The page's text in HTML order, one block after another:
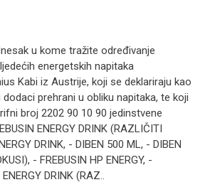
u kome tražite određivanje
energetskih napitaka
Kabi iz Austrije, koji se deklariraju kao
prehrani u obliku napitaka, te koji
broj 2202 90 10 90 jedinstvene
ENERGY DRINK (RAZLIČITI
DRINK, - DIBEN 500 ML, - DIBEN
- FREBUSIN HP ENERGY, -
DRINK (RAZ..